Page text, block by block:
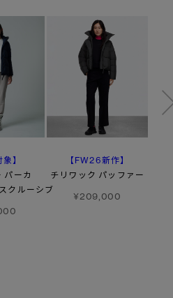
】
パーカ
クルーシブ
【FW26新作】
チリワック パッファー
¥209,000